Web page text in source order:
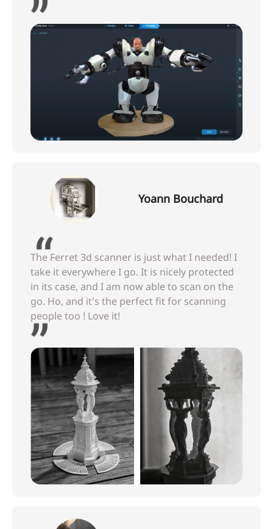
Yoann Bouchard
The Ferret 3d scanner is just what I needed! I
take it everywhere I go. It is nicely protected
in its case, and I am now able to scan on the
go. Ho, and it's the perfect fit for scanning
people too ! Love it!